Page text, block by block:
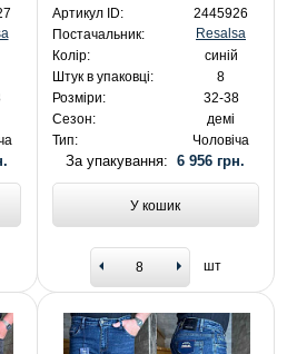
Артикул ID:
2445926
Постачальник:
Resalsa
Колір:
синій
Штук в упаковці:
8
Розміри:
32-38
Сезон:
демі
Тип:
Чоловіча
За упакування:6 956 грн.
У кошик
шт